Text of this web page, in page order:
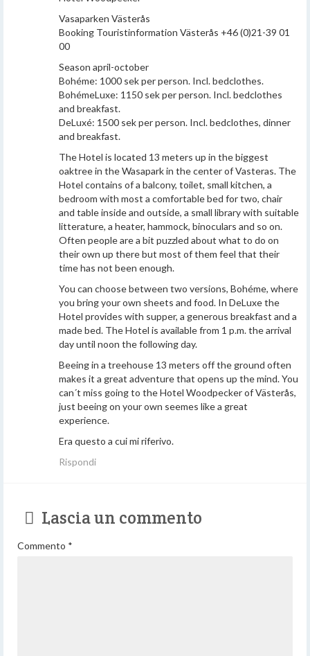
Vasaparken Västerås
Booking Touristinformation Västerås +46 (0)21-39 01
00
Season april-october
Bohéme: 1000 sek per person. Incl. bedclothes.
BohémeLuxe: 1150 sek per person. Incl. bedclothes
and breakfast.
DeLuxé: 1500 sek per person. Incl. bedclothes, dinner
and breakfast.
The Hotel is located 13 meters up in the biggest
oaktree in the Wasapark in the center of Vasteras. The
Hotel contains of a balcony, toilet, small kitchen, a
bedroom with most a comfortable bed for two, chair
and table inside and outside, a small library with suitable
litterature, a heater, hammock, binoculars and so on.
Often people are a bit puzzled about what to do on
their own up there but most of them feel that their
time has not been enough.
You can choose between two versions, Bohéme, where
you bring your own sheets and food. In DeLuxe the
Hotel provides with supper, a generous breakfast and a
made bed. The Hotel is available from 1 p.m. the arrival
day until noon the following day.
Beeing in a treehouse 13 meters off the ground often
makes it a great adventure that opens up the mind. You
can´t miss going to the Hotel Woodpecker of Västerås,
just beeing on your own seemes like a great
experience.
Era questo a cui mi riferivo.
Rispondi
Lascia un commento
Commento *